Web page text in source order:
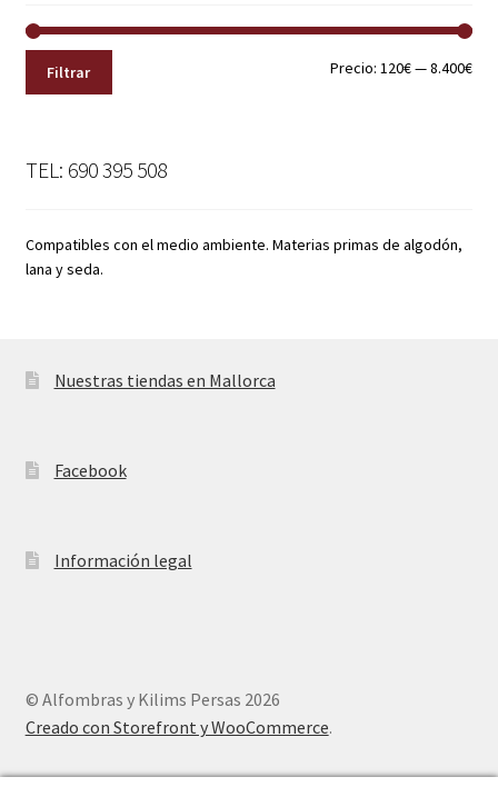
Filtrar Precio:120€—8.400€
TEL: 690 395 508
Compatibles con el medio ambiente. Materias primas de algodón,
lana y seda.
Nuestras tiendas en Mallorca
Facebook
Información legal
© Alfombras y Kilims Persas 2026
Creado con Storefront y WooCommerce.